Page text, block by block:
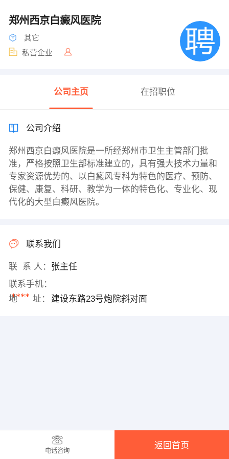
郑州西京白癜风医院
其它
私营企业
公司主页 在招职位
公司介绍
郑州西京白癜风医院是一所经郑州市卫生主管部门批
准，严格按照卫生部标准建立的，具有强大技术力量和
专家资源优势的、以白癜风专科为特色的医疗、预防、
保健、康复、科研、教学为一体的特色化、专业化、现
代化的大型白癜风医院。
联系我们
联 系 人： 张主任
联系手机：
****
地 址： 建设东路23号炮院斜对面
电话咨询
返回首页